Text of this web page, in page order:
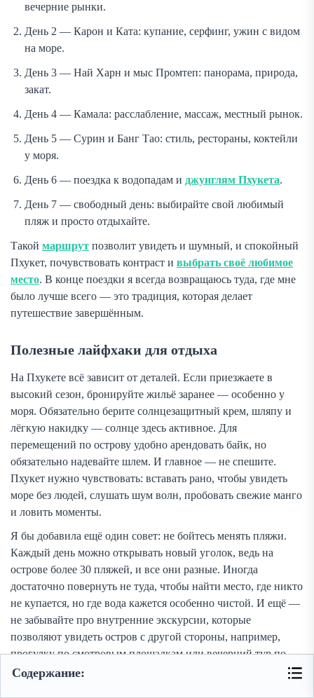
Содержание:
вечерние рынки.
День 2 — Карон и Ката: купание, серфинг, ужин с видом
на море.
День 3 — Най Харн и мыс Промтеп: панорама, природа,
закат.
День 4 — Камала: расслабление, массаж, местный рынок.
День 5 — Сурин и Банг Тао: стиль, рестораны, коктейли
у моря.
День 6 — поездка к водопадам и джунглям Пхукета.
День 7 — свободный день: выбирайте свой любимый
пляж и просто отдыхайте.
Такой маршрут позволит увидеть и шумный, и спокойный
Пхукет, почувствовать контраст и выбрать своё любимое
место. В конце поездки я всегда возвращаюсь туда, где мне
было лучше всего — это традиция, которая делает
путешествие завершённым.
Полезные лайфхаки для отдыха
На Пхукете всё зависит от деталей. Если приезжаете в
высокий сезон, бронируйте жильё заранее — особенно у
моря. Обязательно берите солнцезащитный крем, шляпу и
лёгкую накидку — солнце здесь активное. Для
перемещений по острову удобно арендовать байк, но
обязательно надевайте шлем. И главное — не спешите.
Пхукет нужно чувствовать: вставать рано, чтобы увидеть
море без людей, слушать шум волн, пробовать свежие манго
и ловить моменты.
Я бы добавила ещё один совет: не бойтесь менять пляжи.
Каждый день можно открывать новый уголок, ведь на
острове более 30 пляжей, и все они разные. Иногда
достаточно повернуть не туда, чтобы найти место, где никто
не купается, но где вода кажется особенно чистой. И ещё —
не забывайте про внутренние экскурсии, которые
позволяют увидеть остров с другой стороны, например,
прогулку по смотровым площадкам или вечерний тур по
рынкам.